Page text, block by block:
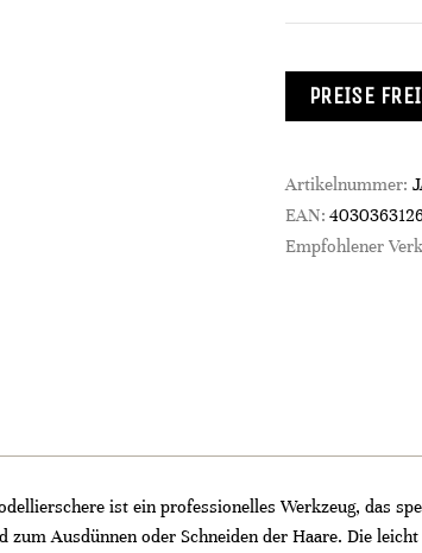
PREISE
Artikelnummer:
EAN:
Empfohlener
ist ein professionelles Werkzeug, das
zum Ausdünnen oder Schneiden der Haare. Die